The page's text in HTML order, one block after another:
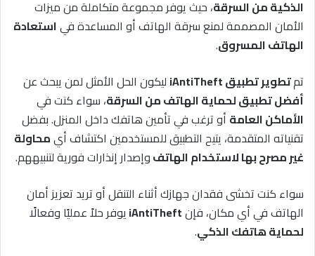
الذكية من السرقة، حيث يوفر مجموعة متكاملة من ميزات
الأمان المصممة لمنع سرقة الهاتف أو المساعدة فياستعادة
الهاتف المسروق.
تمتطوير تطبيق iAntiTheft
ليكون الحل الأمثل لمن يبحث عن
أفضل تطبيق لحماية الهاتف من السرقة، سواء كنت في
الأماكن العامة أو ترغب في تأمين هاتفك داخل المنزل. بفضل
تقنياته المتقدمة، يتيح التطبيق للمستخدمين اكتشاف أيمحاولة
غير مصرح بها لاستخدام الهاتفوإصدار إنذارات فورية لتنبيههم.
سواء كنت تخشى فقدان جهازك أثناء التنقل أو تريد تعزيز أمان
الهاتف في أي مكان، فإنiAntiTheftيوفر حلاً عمليًا وفعالًا
لحماية هاتفك الذكي.